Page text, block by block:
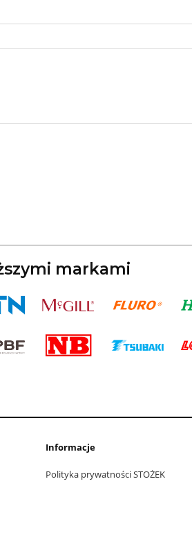
markami
Informacje
Polityka prywatności STOŻEK